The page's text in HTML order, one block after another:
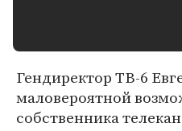
Гендиректор ТВ-6
маловероятной
собственника